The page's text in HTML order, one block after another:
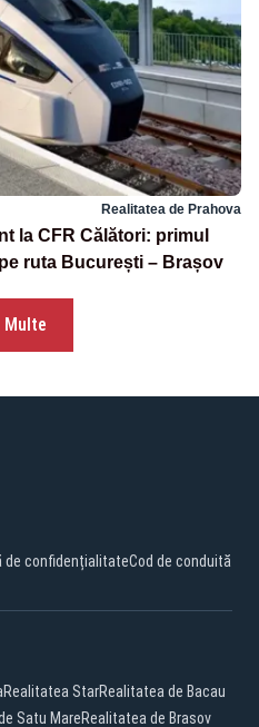
Realitatea de Prahova
la CFR Călători: primul
ruta București – Brașov
Multe
de confidențialitateCod de conduită
Realitatea StarRealitatea de Bacau
Satu MareRealitatea de Brasov